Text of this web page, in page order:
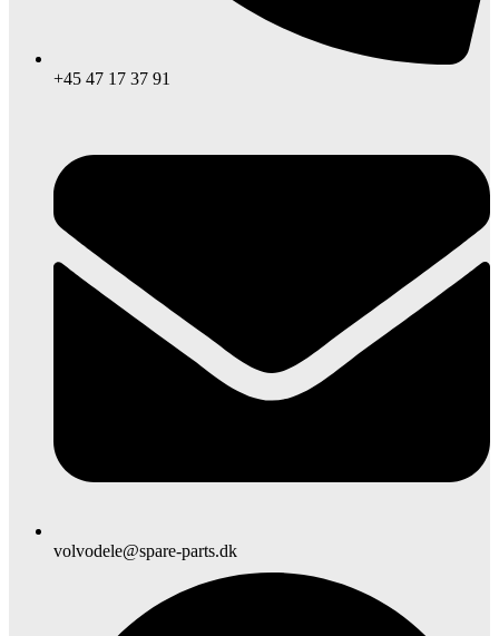
+45 47 17 37 91
volvodele@spare-parts.dk